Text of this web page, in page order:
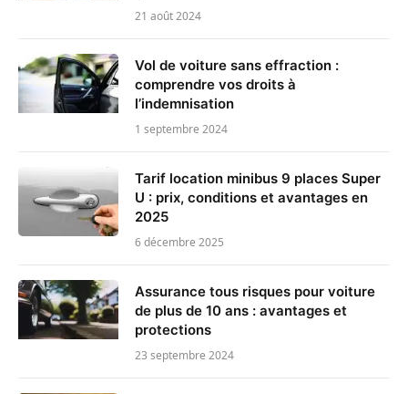
21 août 2024
Vol de voiture sans effraction :
comprendre vos droits à
l’indemnisation
1 septembre 2024
Tarif location minibus 9 places Super
U : prix, conditions et avantages en
2025
6 décembre 2025
Assurance tous risques pour voiture
de plus de 10 ans : avantages et
protections
23 septembre 2024